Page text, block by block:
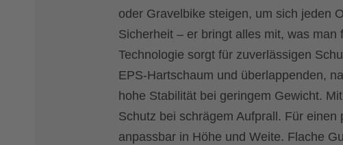
oder Gravelbike steigen, um sich jeden
Sicherheit – er bringt alles mit, was
Technologie sorgt für zuverlässigen
EPS-Hartschaum und überlappenden,
hohe Stabilität bei geringem Gewicht.
Schutz bei schrägem Aufprall. Für
anpassbar in Höhe und Weite. Flache